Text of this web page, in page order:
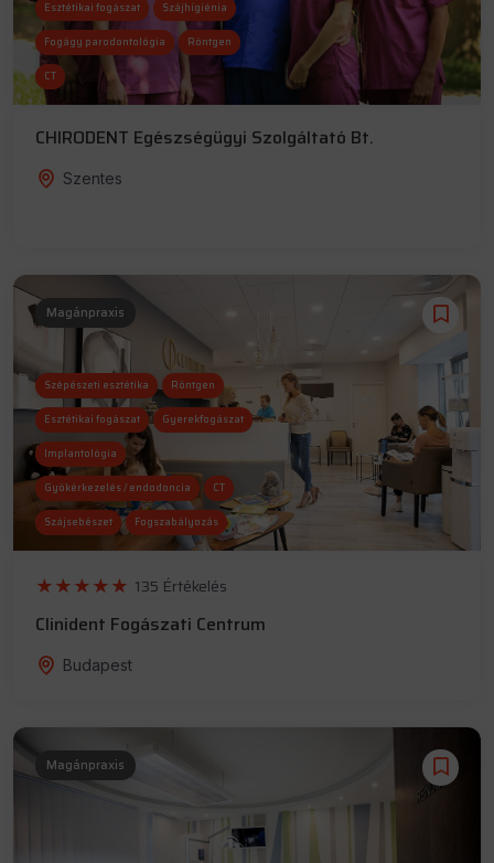
Esztétikai fogászat Szájhigiénia
Fogágy parodontológia Röntgen
CT
CHIRODENT Egészségügyi Szolgáltató Bt.
Szentes
Magánpraxis
Szépészeti esztétika Röntgen
Esztétikai fogászat Gyerekfogászat
Implantológia
Gyökérkezelés / endodoncia CT
Szájsebészet Fogszabályozás
Szájhigiénia 135 Értékelés
Clinident Fogászati Centrum
Budapest
Magánpraxis